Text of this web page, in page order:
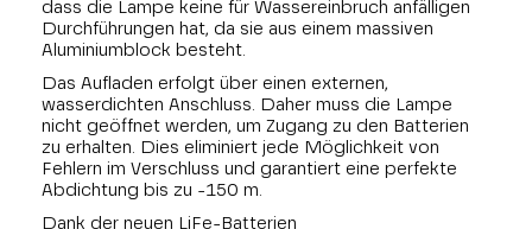
dass die Lampe keine für Wassereinbruch anfälligen
Durchführungen hat, da sie aus einem massiven
Aluminiumblock besteht.
Das Aufladen erfolgt über einen externen,
wasserdichten Anschluss. Daher muss die Lampe
nicht geöffnet werden, um Zugang zu den Batterien
zu erhalten. Dies eliminiert jede Möglichkeit von
Fehlern im Verschluss und garantiert eine perfekte
Abdichtung bis zu -150 m.
Dank der neuen LiFe-Batterien